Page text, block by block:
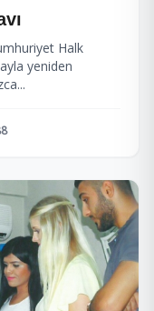
Halk
yeniden